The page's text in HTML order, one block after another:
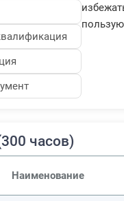
часов)
Наименование